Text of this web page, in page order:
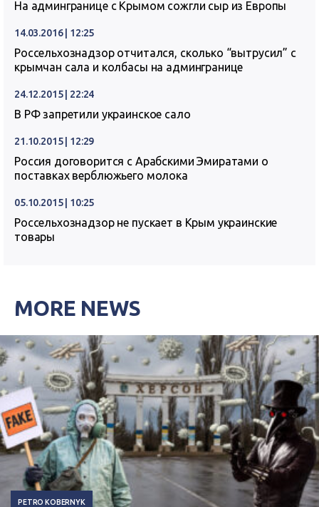
На админгранице с Крымом сожгли сыр из Европы
14.03.2016 | 12:25
Россельхознадзор отчитался, сколько “вытрусил” с
крымчан сала и колбасы на админгранице
24.12.2015 | 22:24
В РФ запретили украинское сало
21.10.2015 | 12:29
Россия договорится с Арабскими Эмиратами о
поставках верблюжьего молока
05.10.2015 | 10:25
Россельхознадзор не пускает в Крым украинские
товары
MORE NEWS
PETRO KOBERNYK